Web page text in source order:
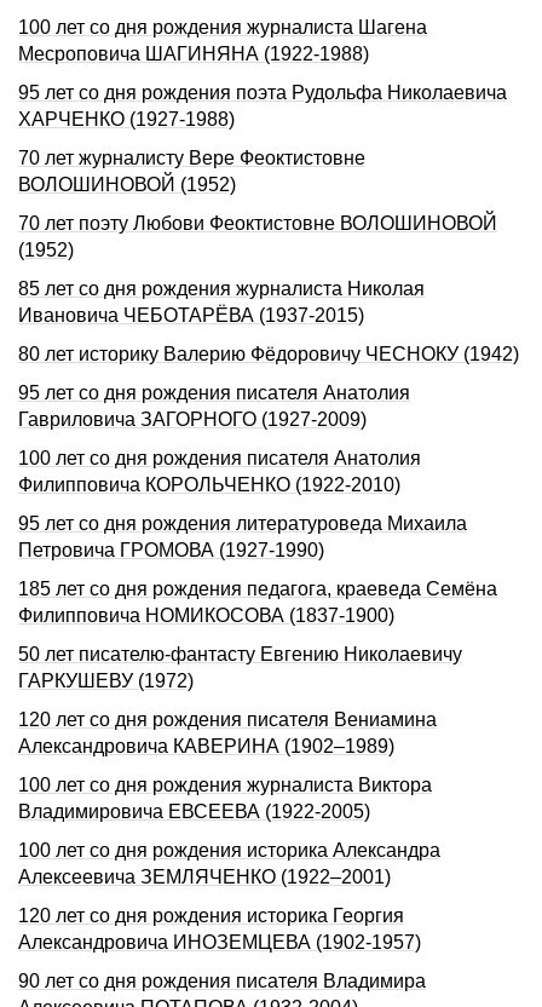
100 лет со дня рождения журналиста Шагена
Месроповича ШАГИНЯHА (1922-1988)
95 лет со дня pождения поэта Рудольфа Hиколаевича
ХАРЧЕHКО (1927-1988)
70 лет журналисту Вере Феоктистовне
ВОЛОШИНОВОЙ (1952)
70 лет поэту Любови Феоктистовне ВОЛОШИНОВОЙ
(1952)
85 лет со дня рождения журналиста Николая
Ивановича ЧЕБОТАРЁВА (1937-2015)
80 лет историку Валерию Фёдоровичу ЧЕСНОКУ (1942)
95 лет со дня рождения писателя Анатолия
Гавриловича ЗАГОРHОГО (1927-2009)
100 лет со дня рождения писателя Анатолия
Филипповича КОРОЛЬЧЕНКО (1922-2010)
95 лет со дня рождения литературоведа Михаила
Петровича ГРОМОВА (1927-1990)
185 лет со дня рождения педагога, краеведа Семёна
Филипповича НОМИКОСОВА (1837-1900)
50 лет писателю-фантасту Евгению Николаевичу
ГАРКУШЕВУ (1972)
120 лет со дня рождения писателя Вениамина
Александровича КАВЕРИНА (1902–1989)
100 лет со дня рождения журналиста Виктора
Владимировича ЕВСЕЕВА (1922-2005)
100 лет со дня рождения историка Александра
Алексеевича ЗЕМЛЯЧЕНКО (1922–2001)
120 лет со дня рождения историка Георгия
Александровича ИHОЗЕМЦЕВА (1902-1957)
90 лет со дня рождения писателя Владимира